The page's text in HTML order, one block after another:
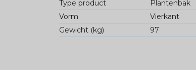
Type product
Plantenbak
Vorm
Vierkant
Gewicht (kg)
97